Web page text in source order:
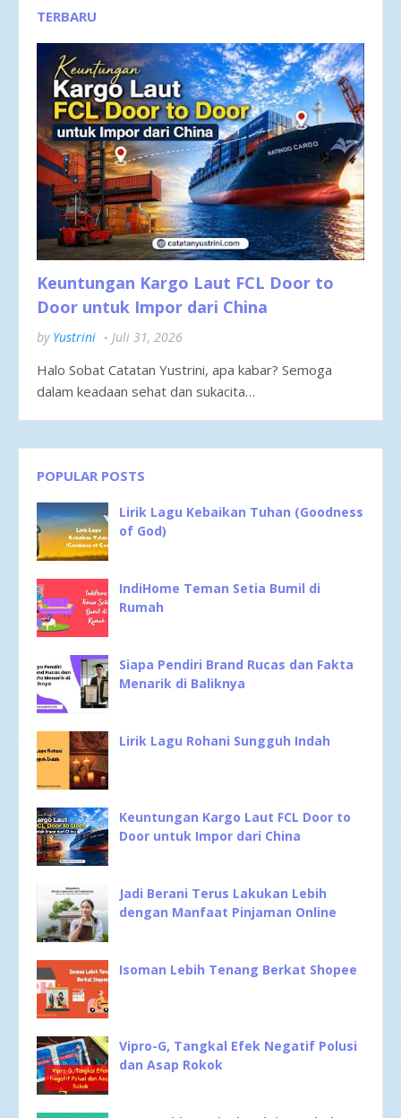
TERBARU
Keuntungan Kargo Laut FCL Door to
Door untuk Impor dari China
by Yustrini Juli 31, 2026
Halo Sobat Catatan Yustrini, apa kabar? Semoga
dalam keadaan sehat dan sukacita…
POPULAR POSTS
Lirik Lagu Kebaikan Tuhan (Goodness
of God)
IndiHome Teman Setia Bumil di
Rumah
Siapa Pendiri Brand Rucas dan Fakta
Menarik di Baliknya
Lirik Lagu Rohani Sungguh Indah
Keuntungan Kargo Laut FCL Door to
Door untuk Impor dari China
Jadi Berani Terus Lakukan Lebih
dengan Manfaat Pinjaman Online
Isoman Lebih Tenang Berkat Shopee
Vipro-G, Tangkal Efek Negatif Polusi
dan Asap Rokok